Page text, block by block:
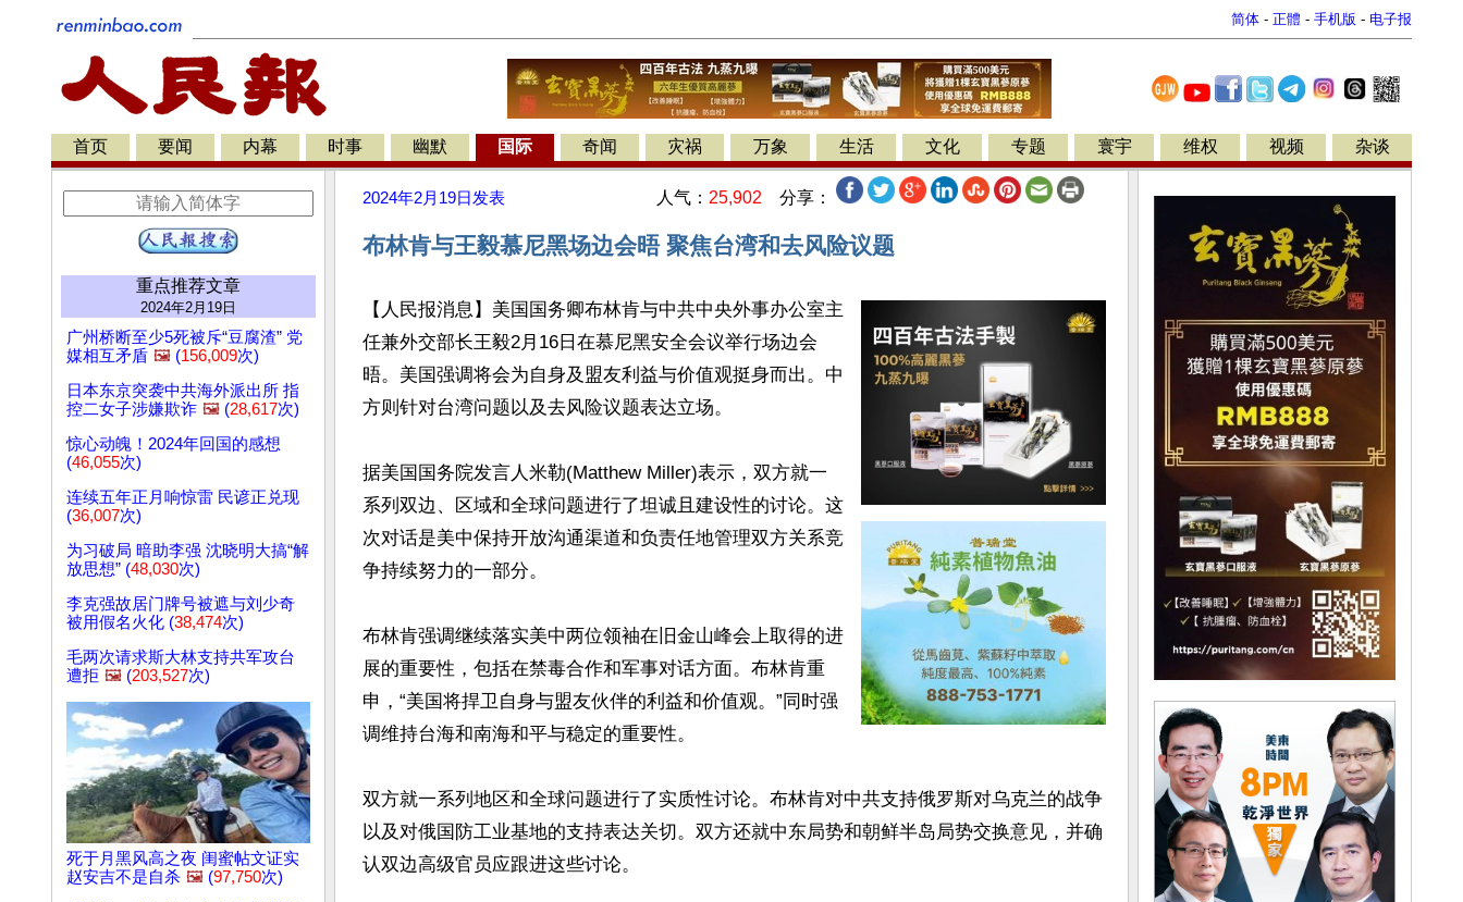
简体 - 正體 - 手机版 - 电子报
首页 要闻 内幕 时事 幽默 国际 奇闻 灾祸 万象 生活 文化 专题 寰宇 维权 视频 杂谈
重点推荐文章
2024年2月19日
广州桥断至少5死被斥“豆腐渣” 党
媒相互矛盾 🖼️ (156,009次)
日本东京突袭中共海外派出所 指
控二女子涉嫌欺诈 🖼️ (28,617次)
惊心动魄！2024年回国的感想
(46,055次)
连续五年正月响惊雷 民谚正兑现
(36,007次)
为习破局 暗助李强 沈晓明大搞“解
放思想” (48,030次)
李克强故居门牌号被遮与刘少奇
被用假名火化 (38,474次)
毛两次请求斯大林支持共军攻台
遭拒 🖼️ (203,527次)
死于月黑风高之夜 闺蜜帖文证实
赵安吉不是自杀 🖼️ (97,750次)
2024年2月19日 发表 人气： 25,902 分享：
布林肯与王毅慕尼黑场边会晤 聚焦台湾和去风险议题
【人民报消息】美国国务卿布林肯与中共中央外事办公室主
任兼外交部长王毅2月16日在慕尼黑安全会议举行场边会
晤。美国强调将会为自身及盟友利益与价值观挺身而出。中
方则针对台湾问题以及去风险议题表达立场。
据美国国务院发言人米勒(Matthew Miller)表示，双方就一
系列双边、区域和全球问题进行了坦诚且建设性的讨论。这
次对话是美中保持开放沟通渠道和负责任地管理双方关系竞
争持续努力的一部分。
布林肯强调继续落实美中两位领袖在旧金山峰会上取得的进
展的重要性，包括在禁毒合作和军事对话方面。布林肯重
申，“美国将捍卫自身与盟友伙伴的利益和价值观。”同时强
调维持台海和南海和平与稳定的重要性。
双方就一系列地区和全球问题进行了实质性讨论。布林肯对中共支持俄罗斯对乌克兰的战争
以及对俄国防工业基地的支持表达关切。双方还就中东局势和朝鲜半岛局势交换意见，并确
认双边高级官员应跟进这些讨论。